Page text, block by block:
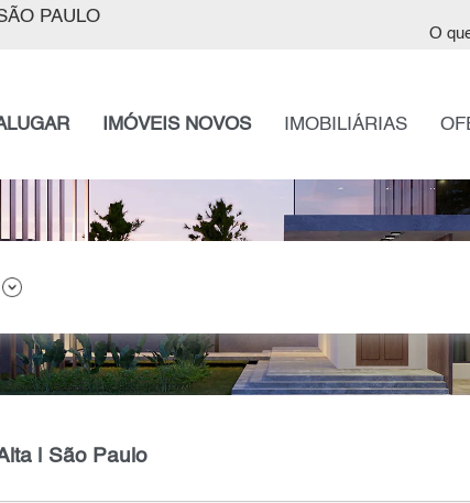
PAULO
O
IMÓVEIS NOVOS IMOBILIÁRIAS
| São Paulo